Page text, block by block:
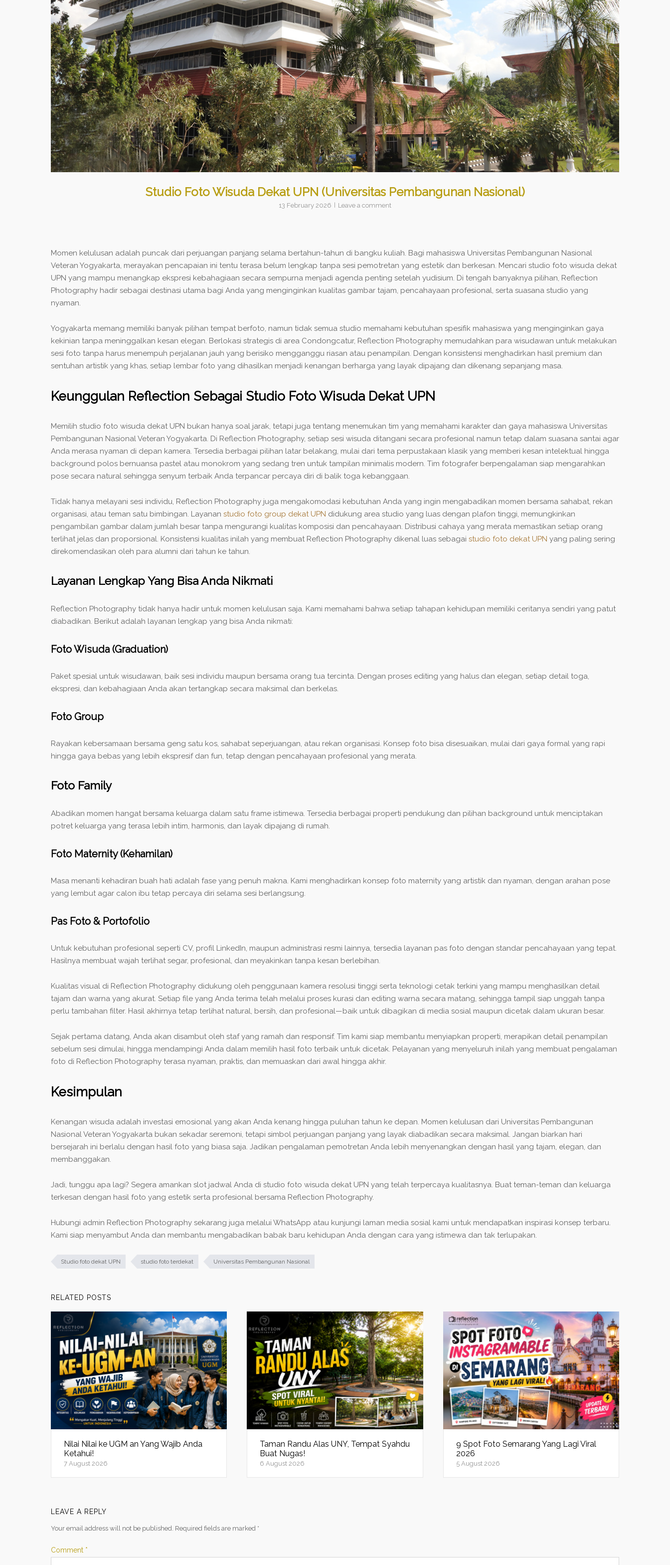
Studio Foto Wisuda Dekat UPN (Universitas Pembangunan Nasional)
13 February 2026 Leave a comment
Momen kelulusan adalah puncak dari perjuangan panjang selama bertahun-tahun di bangku kuliah. Bagi mahasiswa Universitas Pembangunan Nasional
Veteran Yogyakarta, merayakan pencapaian ini tentu terasa belum lengkap tanpa sesi pemotretan yang estetik dan berkesan. Mencari studio foto wisuda dekat
UPN yang mampu menangkap ekspresi kebahagiaan secara sempurna menjadi agenda penting setelah yudisium. Di tengah banyaknya pilihan, Reflection
Photography hadir sebagai destinasi utama bagi Anda yang menginginkan kualitas gambar tajam, pencahayaan profesional, serta suasana studio yang
nyaman.
Yogyakarta memang memiliki banyak pilihan tempat berfoto, namun tidak semua studio memahami kebutuhan spesifik mahasiswa yang menginginkan gaya
kekinian tanpa meninggalkan kesan elegan. Berlokasi strategis di area Condongcatur, Reflection Photography memudahkan para wisudawan untuk melakukan
sesi foto tanpa harus menempuh perjalanan jauh yang berisiko mengganggu riasan atau penampilan. Dengan konsistensi menghadirkan hasil premium dan
sentuhan artistik yang khas, setiap lembar foto yang dihasilkan menjadi kenangan berharga yang layak dipajang dan dikenang sepanjang masa.
Keunggulan Reflection Sebagai Studio Foto Wisuda Dekat UPN
Memilih studio foto wisuda dekat UPN bukan hanya soal jarak, tetapi juga tentang menemukan tim yang memahami karakter dan gaya mahasiswa Universitas
Pembangunan Nasional Veteran Yogyakarta. Di Reflection Photography, setiap sesi wisuda ditangani secara profesional namun tetap dalam suasana santai agar
Anda merasa nyaman di depan kamera. Tersedia berbagai pilihan latar belakang, mulai dari tema perpustakaan klasik yang memberi kesan intelektual hingga
background polos bernuansa pastel atau monokrom yang sedang tren untuk tampilan minimalis modern. Tim fotografer berpengalaman siap mengarahkan
pose secara natural sehingga senyum terbaik Anda terpancar percaya diri di balik toga kebanggaan.
Tidak hanya melayani sesi individu, Reflection Photography juga mengakomodasi kebutuhan Anda yang ingin mengabadikan momen bersama sahabat, rekan
organisasi, atau teman satu bimbingan. Layanan studio foto group dekat UPN didukung area studio yang luas dengan plafon tinggi, memungkinkan
pengambilan gambar dalam jumlah besar tanpa mengurangi kualitas komposisi dan pencahayaan. Distribusi cahaya yang merata memastikan setiap orang
terlihat jelas dan proporsional. Konsistensi kualitas inilah yang membuat Reflection Photography dikenal luas sebagai studio foto dekat UPN yang paling sering
direkomendasikan oleh para alumni dari tahun ke tahun.
Layanan Lengkap Yang Bisa Anda Nikmati
Reflection Photography tidak hanya hadir untuk momen kelulusan saja. Kami memahami bahwa setiap tahapan kehidupan memiliki ceritanya sendiri yang patut
diabadikan. Berikut adalah layanan lengkap yang bisa Anda nikmati:
Foto Wisuda (Graduation)
Paket spesial untuk wisudawan, baik sesi individu maupun bersama orang tua tercinta. Dengan proses editing yang halus dan elegan, setiap detail toga,
ekspresi, dan kebahagiaan Anda akan tertangkap secara maksimal dan berkelas.
Foto Group
Rayakan kebersamaan bersama geng satu kos, sahabat seperjuangan, atau rekan organisasi. Konsep foto bisa disesuaikan, mulai dari gaya formal yang rapi
hingga gaya bebas yang lebih ekspresif dan fun, tetap dengan pencahayaan profesional yang merata.
Foto Family
Abadikan momen hangat bersama keluarga dalam satu frame istimewa. Tersedia berbagai properti pendukung dan pilihan background untuk menciptakan
potret keluarga yang terasa lebih intim, harmonis, dan layak dipajang di rumah.
Foto Maternity (Kehamilan)
Masa menanti kehadiran buah hati adalah fase yang penuh makna. Kami menghadirkan konsep foto maternity yang artistik dan nyaman, dengan arahan pose
yang lembut agar calon ibu tetap percaya diri selama sesi berlangsung.
Pas Foto & Portofolio
Untuk kebutuhan profesional seperti CV, profil LinkedIn, maupun administrasi resmi lainnya, tersedia layanan pas foto dengan standar pencahayaan yang tepat.
Hasilnya membuat wajah terlihat segar, profesional, dan meyakinkan tanpa kesan berlebihan.
Kualitas visual di Reflection Photography didukung oleh penggunaan kamera resolusi tinggi serta teknologi cetak terkini yang mampu menghasilkan detail
tajam dan warna yang akurat. Setiap file yang Anda terima telah melalui proses kurasi dan editing warna secara matang, sehingga tampil siap unggah tanpa
perlu tambahan filter. Hasil akhirnya tetap terlihat natural, bersih, dan profesional—baik untuk dibagikan di media sosial maupun dicetak dalam ukuran besar.
Sejak pertama datang, Anda akan disambut oleh staf yang ramah dan responsif. Tim kami siap membantu menyiapkan properti, merapikan detail penampilan
sebelum sesi dimulai, hingga mendampingi Anda dalam memilih hasil foto terbaik untuk dicetak. Pelayanan yang menyeluruh inilah yang membuat pengalaman
foto di Reflection Photography terasa nyaman, praktis, dan memuaskan dari awal hingga akhir.
Kesimpulan
Kenangan wisuda adalah investasi emosional yang akan Anda kenang hingga puluhan tahun ke depan. Momen kelulusan dari Universitas Pembangunan
Nasional Veteran Yogyakarta bukan sekadar seremoni, tetapi simbol perjuangan panjang yang layak diabadikan secara maksimal. Jangan biarkan hari
bersejarah ini berlalu dengan hasil foto yang biasa saja. Jadikan pengalaman pemotretan Anda lebih menyenangkan dengan hasil yang tajam, elegan, dan
membanggakan.
Jadi, tunggu apa lagi? Segera amankan slot jadwal Anda di studio foto wisuda dekat UPN yang telah terpercaya kualitasnya. Buat teman-teman dan keluarga
terkesan dengan hasil foto yang estetik serta profesional bersama Reflection Photography.
Hubungi admin Reflection Photography sekarang juga melalui WhatsApp atau kunjungi laman media sosial kami untuk mendapatkan inspirasi konsep terbaru.
Kami siap menyambut Anda dan membantu mengabadikan babak baru kehidupan Anda dengan cara yang istimewa dan tak terlupakan.
Studio foto dekat UPN studio foto terdekat Universitas Pembangunan Nasional
RELATED POSTS
Nilai Nilai ke UGM an Yang Wajib Anda
Ketahui!
7 August 2026
Taman Randu Alas UNY, Tempat Syahdu
Buat Nugas!
6 August 2026
9 Spot Foto Semarang Yang Lagi Viral
2026
5 August 2026
LEAVE A REPLY
Your email address will not be published. Required fields are marked *
Comment *